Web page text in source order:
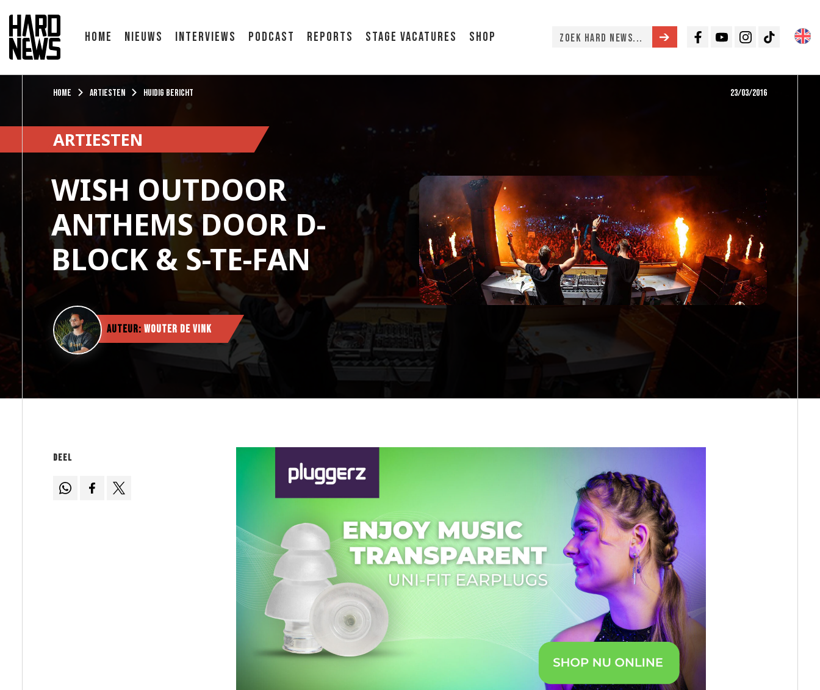
Home Nieuws Interviews Podcast Reports Stage vacatures Shop
Facebook
YoutubeInstagramTikTok
Home Artiesten Huidig bericht 23/03/2016
ARTIESTEN
WISH OUTDOOR
ANTHEMS DOOR D-
BLOCK & S-TE-FAN
Auteur: Wouter de Vink
Deel